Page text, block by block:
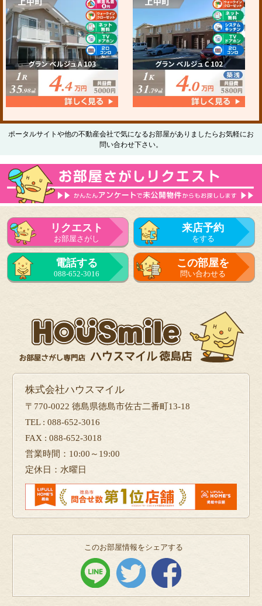
ポータルサイトや他の不動産会社で気になるお部屋がありましたらお気軽にお
問い合わせ下さい。
リクエスト
お部屋さがし
来店予約
をする
電話する
088-652-3016
この部屋を
問い合わせる
株式会社ハウスマイル
〒770-0022 徳島県徳島市佐古二番町13-18
TEL : 088-652-3016
FAX : 088-652-3018
営業時間：10:00～19:00
定休日：水曜日
このお部屋情報をシェアする